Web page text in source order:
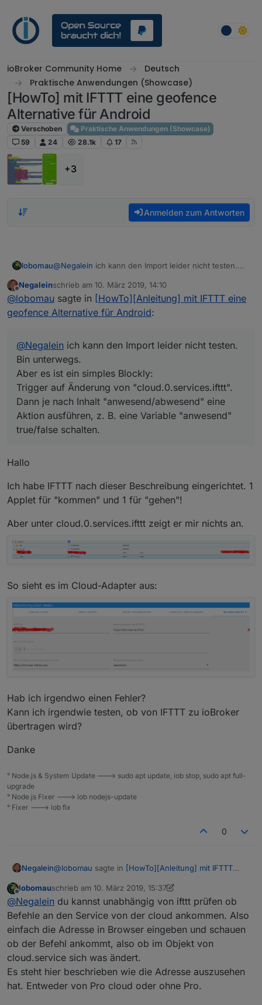
ioBroker Community Home
Deutsch
Praktische Anwendungen (Showcase)
[HowTo] mit IFTTT eine geofence
Alternative für Android
Verschoben
Praktische Anwendungen (Showcase)
59
24 28.1k 17
+3
Anmelden zum Antworten
lobomau@Negalein ich kann den Import leider nicht testen.
Aber es ist ein simples Blockly:
Trigger auf Änderung von "cloud.0.services.ifttt".
Dann je nach Inhalt "anwesend/abwesend" eine
Offline
Negaleinschrieb am 10. März 2019, 14:10
zuletzt editiert von
@lobomau sagte in [HowTo][Anleitung] mit IFTTT eine
geofence Alternative für Android:
@Negalein ich kann den Import leider nicht testen.
Bin unterwegs.
Aber es ist ein simples Blockly:
Trigger auf Änderung von "cloud.0.services.ifttt".
Dann je nach Inhalt "anwesend/abwesend" eine
Aktion ausführen, z. B. eine Variable "anwesend"
true/false schalten.
Hallo
Ich habe IFTTT nach dieser Beschreibung eingerichtet. 1
Applet für "kommen" und 1 für "gehen"!
Aber unter cloud.0.services.ifttt zeigt er mir nichts an.
So sieht es im Cloud-Adapter aus:
Hab ich irgendwo einen Fehler?
Kann ich irgendwie testen, ob von IFTTT zu ioBroker
übertragen wird?
Danke
° Node.js & System Update ---> sudo apt update, iob stop, sudo apt full-
upgrade
° Node.js Fixer ---> iob nodejs-update
° Fixer ---> iob fix
0
Negalein@lobomau sagte in [HowTo][Anleitung] mit IFTTT
@ Negalein ich kann den Import leider nicht
testen. Bin unterwegs.
Aber es ist ein simples Blockly:
Trigger auf Änderung von
"cloud.0.services.ifttt". Dann je nach Inhalt
"anwesend/abwesend" eine Aktion ausführen,
z. B. eine Variable "anwesend" true/false
schalten.
Hallo
Ich habe IFTTT nach dieser Beschreibung
eingerichtet. 1 Applet für "kommen" und 1 für
So sieht es im Cloud-Adapter aus:
Offline
lobomauschrieb am 10. März 2019, 15:37
zuletzt editiert von lobomau3. Okt. 2019, 16:39
@Negalein du kannst unabhängig von ifttt prüfen ob
Befehle an den Service von der cloud ankommen. Also
einfach die Adresse in Browser eingeben und schauen
ob der Befehl ankommt, also ob im Objekt von
cloud.service sich was ändert.
Es steht hier beschrieben wie die Adresse auszusehen
hat. Entweder von Pro cloud oder ohne Pro.